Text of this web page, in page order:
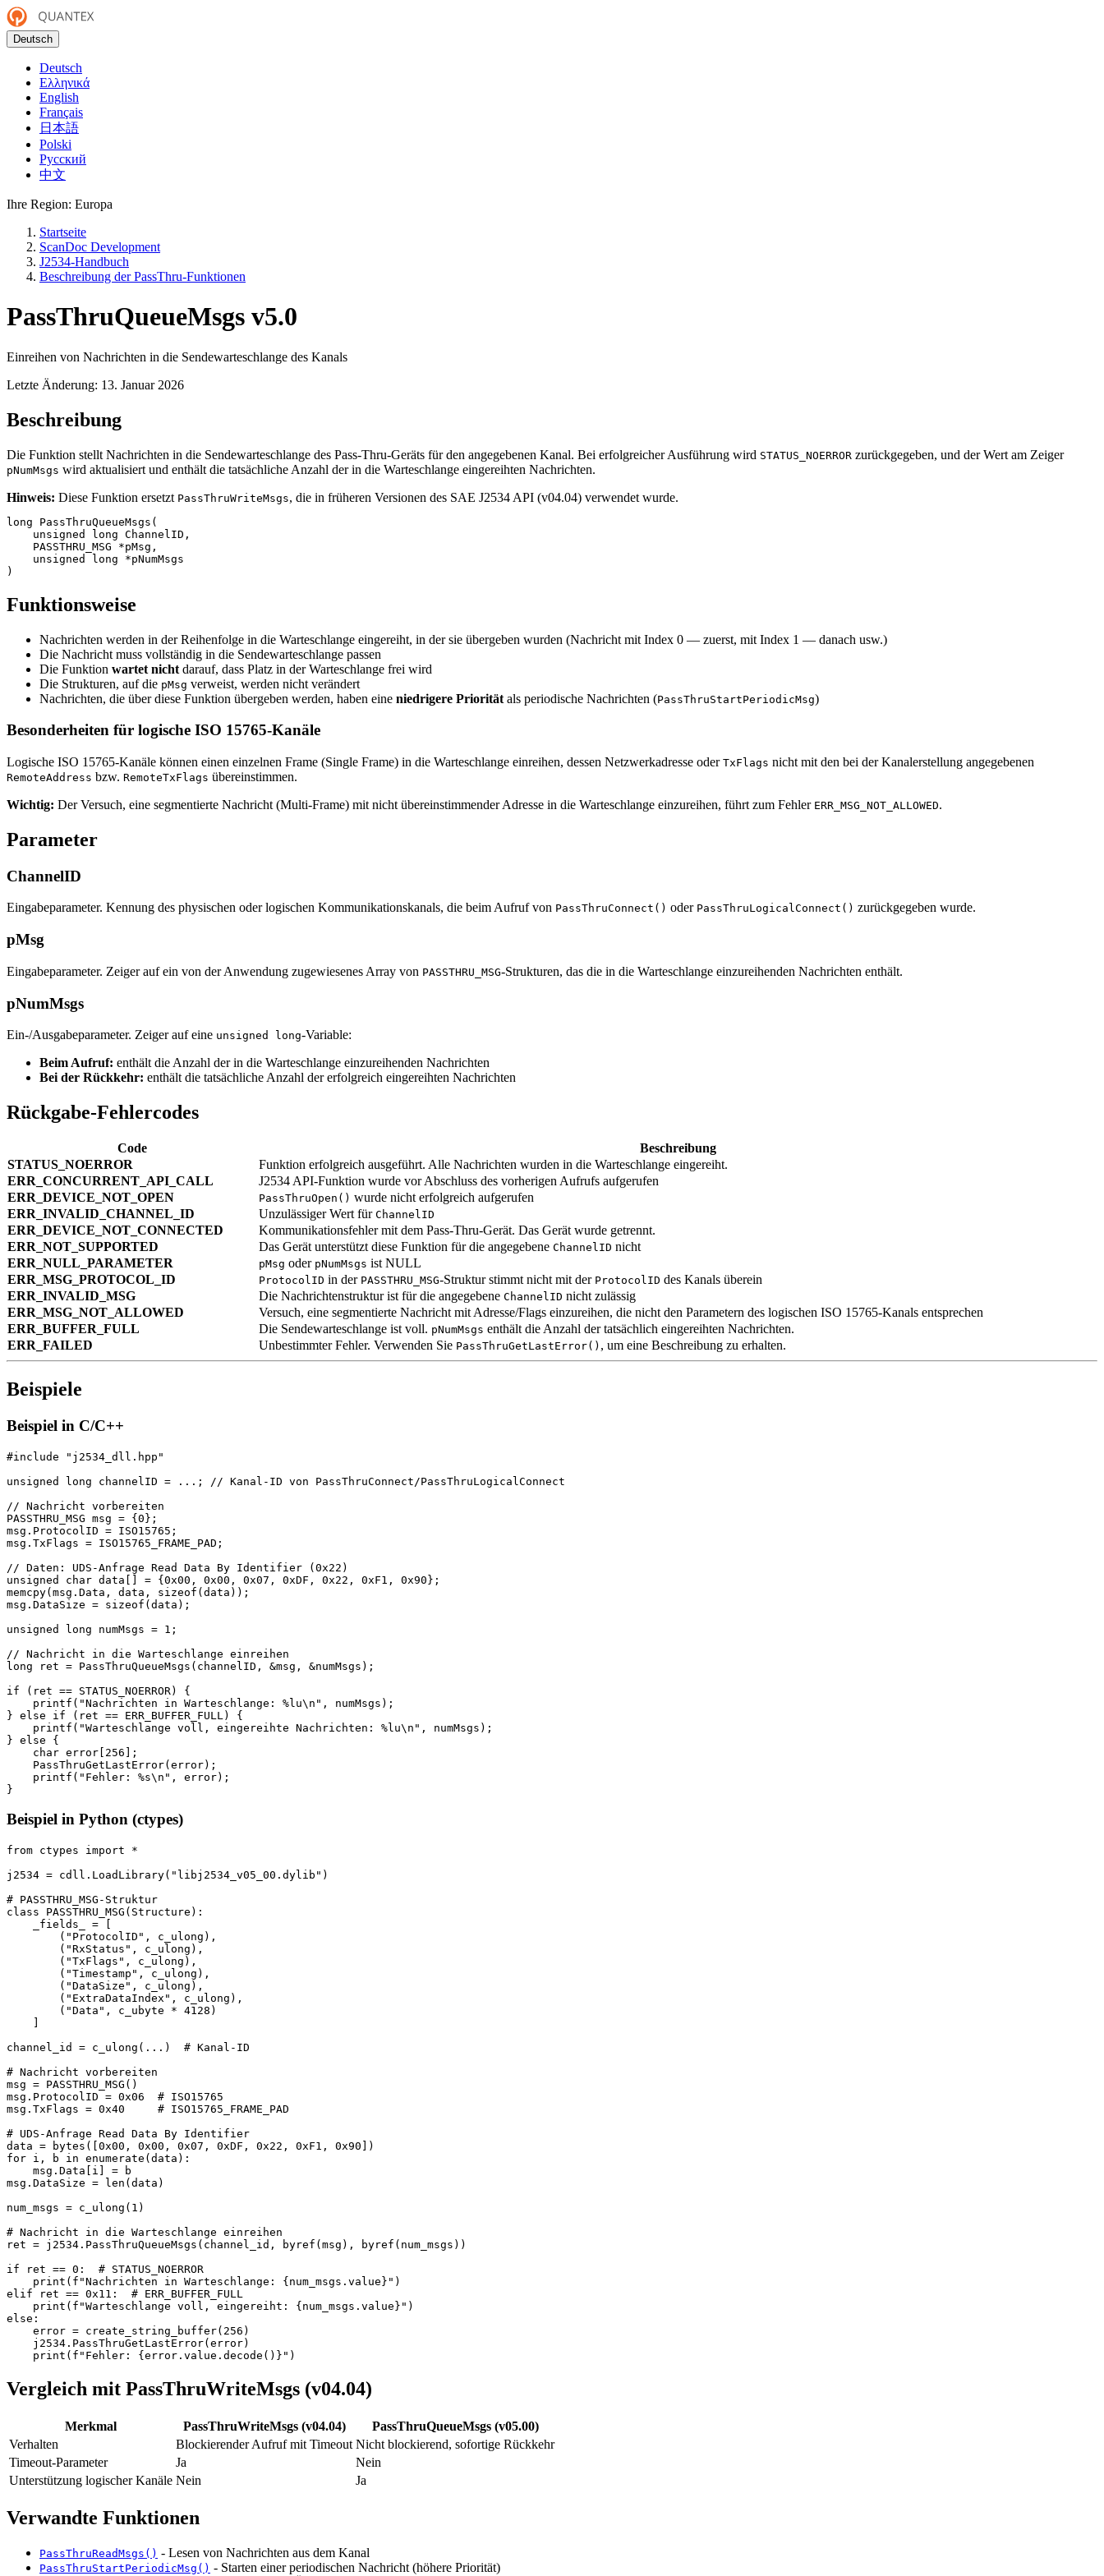
Deutsch
Deutsch
Ελληνικά
English
Français
日本語
Polski
Русский
中文
Ihre Region: Europa
Startseite
ScanDoc Development
J2534-Handbuch
Beschreibung der PassThru-Funktionen
PassThruQueueMsgs v5.0
Einreihen von Nachrichten in die Sendewarteschlange des Kanals
Letzte Änderung: 13. Januar 2026
Beschreibung
Die Funktion stellt Nachrichten in die Sendewarteschlange des Pass-Thru-Geräts für den angegebenen Kanal. Bei erfolgreicher Ausführung wird STATUS_NOERROR zurückgegeben, und der Wert am Zeiger
pNumMsgs wird aktualisiert und enthält die tatsächliche Anzahl der in die Warteschlange eingereihten Nachrichten.
Hinweis: Diese Funktion ersetzt PassThruWriteMsgs, die in früheren Versionen des SAE J2534 API (v04.04) verwendet wurde.
long PassThruQueueMsgs(
    unsigned long ChannelID,
    PASSTHRU_MSG *pMsg,
    unsigned long *pNumMsgs
)
Funktionsweise
Nachrichten werden in der Reihenfolge in die Warteschlange eingereiht, in der sie übergeben wurden (Nachricht mit Index 0 — zuerst, mit Index 1 — danach usw.)
Die Nachricht muss vollständig in die Sendewarteschlange passen
Die Funktion wartet nicht darauf, dass Platz in der Warteschlange frei wird
Die Strukturen, auf die pMsg verweist, werden nicht verändert
Nachrichten, die über diese Funktion übergeben werden, haben eine niedrigere Priorität als periodische Nachrichten (PassThruStartPeriodicMsg)
Besonderheiten für logische ISO 15765-Kanäle
Logische ISO 15765-Kanäle können einen einzelnen Frame (Single Frame) in die Warteschlange einreihen, dessen Netzwerkadresse oder TxFlags nicht mit den bei der Kanalerstellung angegebenen
RemoteAddress bzw. RemoteTxFlags übereinstimmen.
Wichtig: Der Versuch, eine segmentierte Nachricht (Multi-Frame) mit nicht übereinstimmender Adresse in die Warteschlange einzureihen, führt zum Fehler ERR_MSG_NOT_ALLOWED.
Parameter
ChannelID
Eingabeparameter. Kennung des physischen oder logischen Kommunikationskanals, die beim Aufruf von PassThruConnect() oder PassThruLogicalConnect() zurückgegeben wurde.
pMsg
Eingabeparameter. Zeiger auf ein von der Anwendung zugewiesenes Array von PASSTHRU_MSG-Strukturen, das die in die Warteschlange einzureihenden Nachrichten enthält.
pNumMsgs
Ein-/Ausgabeparameter. Zeiger auf eine unsigned long-Variable:
Beim Aufruf: enthält die Anzahl der in die Warteschlange einzureihenden Nachrichten
Bei der Rückkehr: enthält die tatsächliche Anzahl der erfolgreich eingereihten Nachrichten
Rückgabe-Fehlercodes
Code
Beschreibung
STATUS_NOERROR
Funktion erfolgreich ausgeführt. Alle Nachrichten wurden in die Warteschlange eingereiht.
ERR_CONCURRENT_API_CALL
J2534 API-Funktion wurde vor Abschluss des vorherigen Aufrufs aufgerufen
ERR_DEVICE_NOT_OPEN
PassThruOpen() wurde nicht erfolgreich aufgerufen
ERR_INVALID_CHANNEL_ID
Unzulässiger Wert für ChannelID
ERR_DEVICE_NOT_CONNECTED
Kommunikationsfehler mit dem Pass-Thru-Gerät. Das Gerät wurde getrennt.
ERR_NOT_SUPPORTED
Das Gerät unterstützt diese Funktion für die angegebene ChannelID nicht
ERR_NULL_PARAMETER
pMsg oder pNumMsgs ist NULL
ERR_MSG_PROTOCOL_ID
ProtocolID in der PASSTHRU_MSG-Struktur stimmt nicht mit der ProtocolID des Kanals überein
ERR_INVALID_MSG
Die Nachrichtenstruktur ist für die angegebene ChannelID nicht zulässig
ERR_MSG_NOT_ALLOWED
Versuch, eine segmentierte Nachricht mit Adresse/Flags einzureihen, die nicht den Parametern des logischen ISO 15765-Kanals entsprechen
ERR_BUFFER_FULL
Die Sendewarteschlange ist voll. pNumMsgs enthält die Anzahl der tatsächlich eingereihten Nachrichten.
ERR_FAILED
Unbestimmter Fehler. Verwenden Sie PassThruGetLastError() , um eine Beschreibung zu erhalten.
Beispiele
Beispiel in C/C++
#include "j2534_dll.hpp"
unsigned long channelID = ...; // Kanal-ID von PassThruConnect/PassThruLogicalConnect
// Nachricht vorbereiten
PASSTHRU_MSG msg = {0};
msg.ProtocolID = ISO15765;
msg.TxFlags = ISO15765_FRAME_PAD;
// Daten: UDS-Anfrage Read Data By Identifier (0x22)
unsigned char data[] = {0x00, 0x00, 0x07, 0xDF, 0x22, 0xF1, 0x90};
memcpy(msg.Data, data, sizeof(data));
msg.DataSize = sizeof(data);
unsigned long numMsgs = 1;
// Nachricht in die Warteschlange einreihen
long ret = PassThruQueueMsgs(channelID, &msg, &numMsgs);
if (ret == STATUS_NOERROR) {
    printf("Nachrichten in Warteschlange: %lu\n", numMsgs);
} else if (ret == ERR_BUFFER_FULL) {
    printf("Warteschlange voll, eingereihte Nachrichten: %lu\n", numMsgs);
} else {
    char error[256];
    PassThruGetLastError(error);
    printf("Fehler: %s\n", error);
}
Beispiel in Python (ctypes)
from ctypes import *
j2534 = cdll.LoadLibrary("libj2534_v05_00.dylib")
# PASSTHRU_MSG-Struktur
class PASSTHRU_MSG(Structure):
    _fields_ = [
        ("ProtocolID", c_ulong),
        ("RxStatus", c_ulong),
        ("TxFlags", c_ulong),
        ("Timestamp", c_ulong),
        ("DataSize", c_ulong),
        ("ExtraDataIndex", c_ulong),
        ("Data", c_ubyte * 4128)
channel_id = c_ulong(...)  # Kanal-ID
# Nachricht vorbereiten
msg = PASSTHRU_MSG()
msg.ProtocolID = 0x06  # ISO15765
msg.TxFlags = 0x40     # ISO15765_FRAME_PAD
# UDS-Anfrage Read Data By Identifier
data = bytes([0x00, 0x00, 0x07, 0xDF, 0x22, 0xF1, 0x90])
for i, b in enumerate(data):
    msg.Data[i] = b
msg.DataSize = len(data)
num_msgs = c_ulong(1)
# Nachricht in die Warteschlange einreihen
ret = j2534.PassThruQueueMsgs(channel_id, byref(msg), byref(num_msgs))
if ret == 0:  # STATUS_NOERROR
    print(f"Nachrichten in Warteschlange: {num_msgs.value}")
elif ret == 0x11:  # ERR_BUFFER_FULL
    print(f"Warteschlange voll, eingereiht: {num_msgs.value}")
else:
    error = create_string_buffer(256)
    j2534.PassThruGetLastError(error)
    print(f"Fehler: {error.value.decode()}")
Vergleich mit PassThruWriteMsgs (v04.04)
Merkmal PassThruWriteMsgs (v04.04)
PassThruQueueMsgs (v05.00)
Verhalten
Blockierender Aufruf mit Timeout Nicht blockierend, sofortige Rückkehr
Timeout-Parameter
Ja
Nein
Unterstützung logischer Kanäle Nein Ja
Verwandte Funktionen
PassThruReadMsgs() - Lesen von Nachrichten aus dem Kanal
PassThruStartPeriodicMsg() - Starten einer periodischen Nachricht (höhere Priorität)